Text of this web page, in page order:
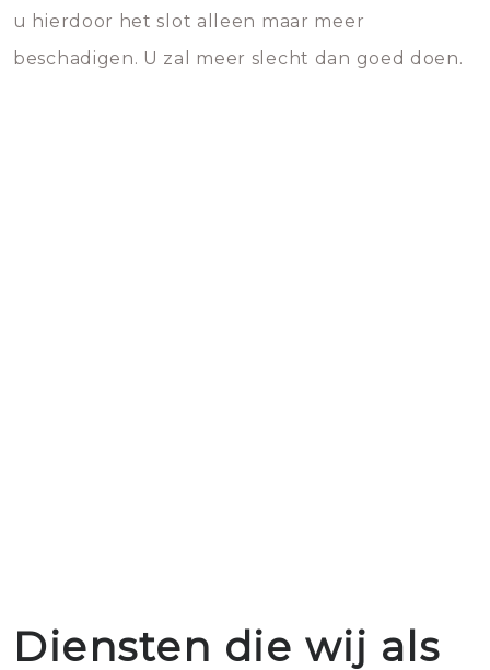
u hierdoor het slot alleen maar meer
beschadigen. U zal meer slecht dan goed doen.
Diensten die wij als